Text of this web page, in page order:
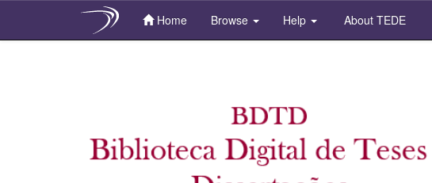
Home Browse Help About TEDE